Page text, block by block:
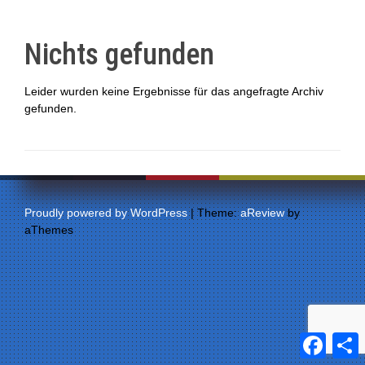
Nichts gefunden
Leider wurden keine Ergebnisse für das angefragte Archiv
gefunden.
Proudly powered by WordPress | Theme:aReviewby
aThemes
F
a
e